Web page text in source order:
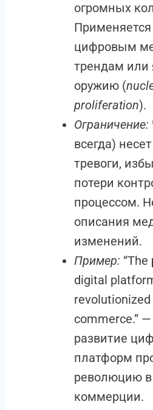
огромных
Применяется
цифровым
трендам или
оружию (
proliferation).
Ограничение:
всегда)
тревоги,
потери
процессом.
описания
изменений.
Пример: “The
digital
commerce.”
развитие
платформ
революцию
коммерции.